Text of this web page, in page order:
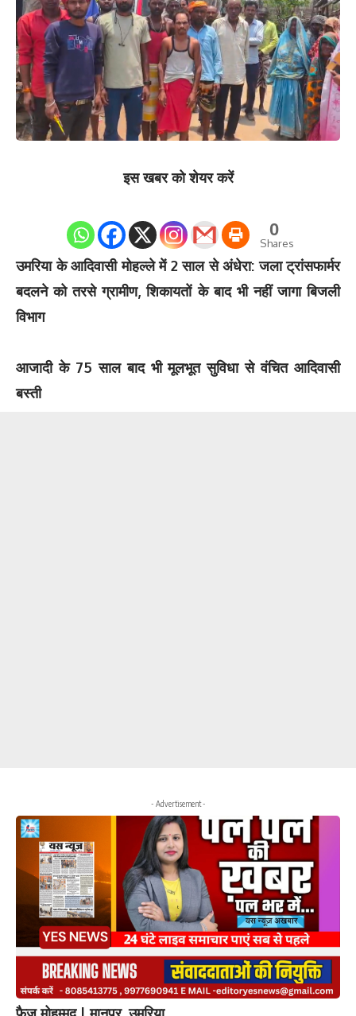
इस खबर को शेयर करें
0
Shares
उमरिया के आदिवासी मोहल्ले में 2 साल से अंधेरा: जला ट्रांसफार्मर
बदलने को तरसे ग्रामीण, शिकायतों के बाद भी नहीं जागा बिजली
विभाग
आजादी के 75 साल बाद भी मूलभूत सुविधा से वंचित आदिवासी
बस्ती
- Advertisement -